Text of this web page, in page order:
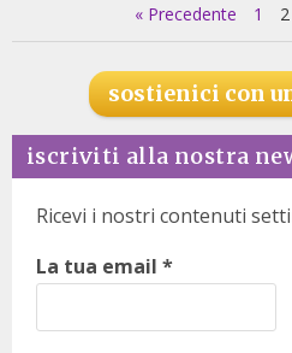
« Precedente 1 2
sostienici con
iscriviti alla nostra
Ricevi i nostri contenuti
La tua email *